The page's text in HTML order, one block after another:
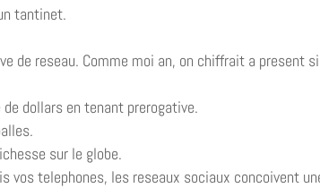
tantinet.
reseau. Comme moi an, on chiffrait a present si
dollars en tenant prerogative.
sur le globe.
vos telephones, les reseaux sociaux concoivent